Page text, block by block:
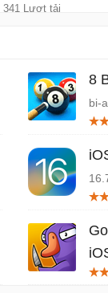
341 Lượt tải
8
bi-